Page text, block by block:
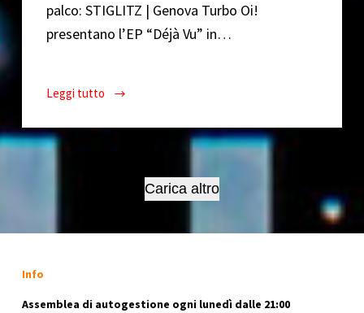
palco: STIGLITZ | Genova Turbo Oi!
presentano l’EP “Déjà Vu” in…
Leggi tutto
OiPIFANIA!
Middle
Cheap
Carica altro
Info
Assemblea di autogestione ogni lunedì dalle 21:00